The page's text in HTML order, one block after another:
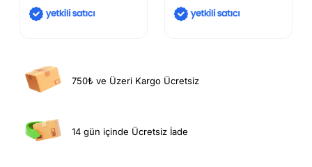
750₺ ve Üzeri Kargo Ücretsiz
14 gün içinde Ücretsiz İade